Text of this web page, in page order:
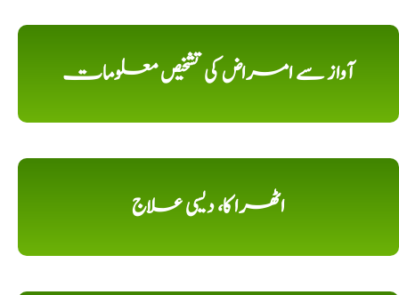
آواز سے امراض کی تشخیص معلومات
اٹھرا کا، دیسی علاج